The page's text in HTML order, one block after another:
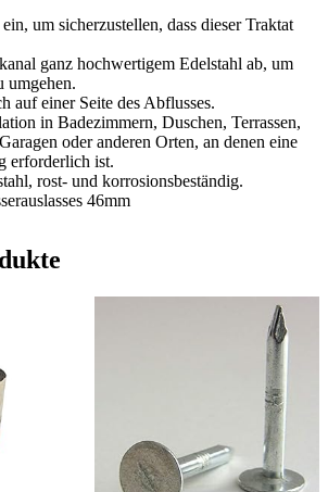
um sicherzustellen, dass dieser Traktat
ganz hochwertigem Edelstahl ab, um
umgehen.
auf einer Seite des Abflusses.
in Badezimmern, Duschen, Terrassen,
oder anderen Orten, an denen eine
erforderlich ist.
rost- und korrosionsbeständig.
46mm